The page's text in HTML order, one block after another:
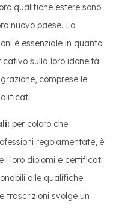
qualifiche estere sono
nuovo paese. La
è essenziale in quanto
sulla loro idoneità
comprese le
per coloro che
regolamentate, è
i loro diplomi e certificati
alle qualifiche
trascrizioni svolge un